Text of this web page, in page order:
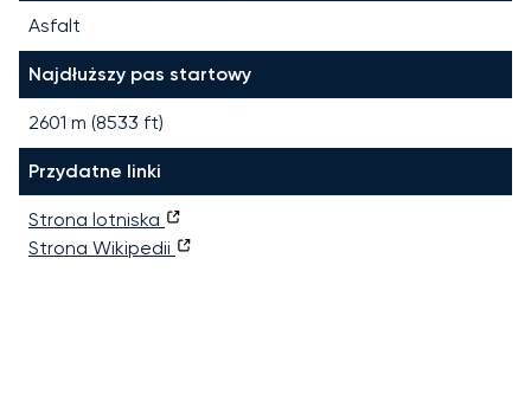
Asfalt
Najdłuższy pas startowy
2601 m (8533 ft)
Przydatne linki
Strona lotniska
Strona Wikipedii